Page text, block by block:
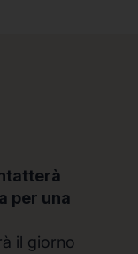
per una
il giorno